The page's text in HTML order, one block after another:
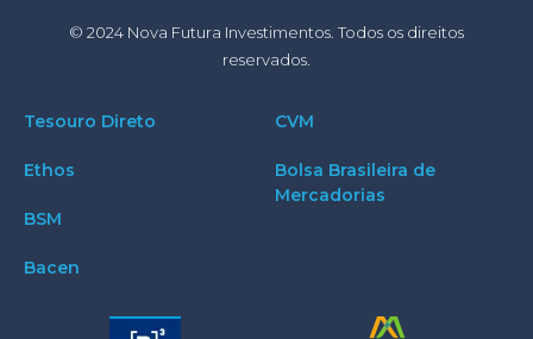
© 2024 Nova Futura Investimentos. Todos os direitos
reservados.
Tesouro Direto
Ethos
BSM
Bacen
CVM
Bolsa Brasileira de
Mercadorias